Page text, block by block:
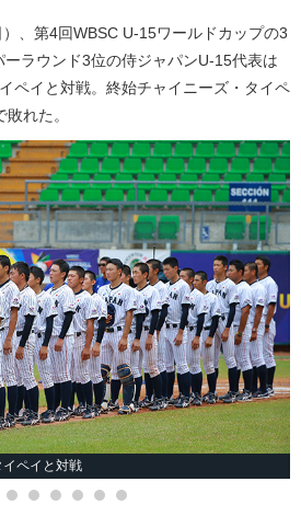
、第4回WBSC U-15ワールドカップの3
ラウンド3位の侍ジャパンU-15代表は
ペイと対戦。終始チャイニーズ・タイペ
れた。
ペイと対戦